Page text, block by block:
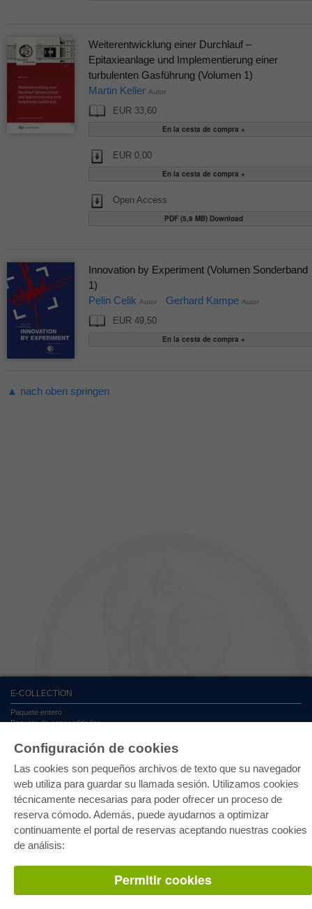
Configuración de cookies
Las cookies son pequeños archivos de texto que su navegador
web utiliza para guardar su llamada sesión. Utilizamos cookies
técnicamente necesarias para poder ofrecer un proceso de
reserva cómodo. Además, puede ayudarnos a optimizar
continuamente el portal de reservas aceptando nuestras cookies
de análisis:
Permitir cookies
Weiterentwicklung einer Durchlauf –
Epitaxieanlage und Implementierung einer
turbulenten Gasführung (Volumen 1)
Martin Keller Autor
EUR 33,60
EUR 0,00
Open Access
PDF (5,9 MB) Download
Innovation by Experiment (Volumen Sonderband
1)
Pelin Celik Autor Gerhard Kampe Autor
EUR 49,50
▲ nach oben springen
E-COLLECTION
Paquete entero
Paquete de especialidades
Facilitación de E-Books
Preguntas mas frequentes(FAQ)
TIENDA ONLINE
Todos los autores
Las devoluciones
Condiciones